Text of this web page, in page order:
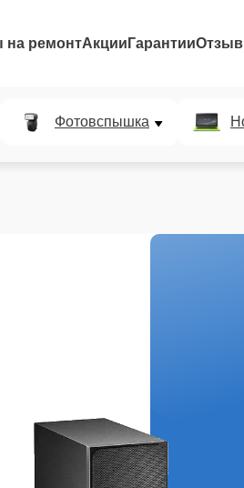
на ремонтАкции Гарантии
Фотовспышка